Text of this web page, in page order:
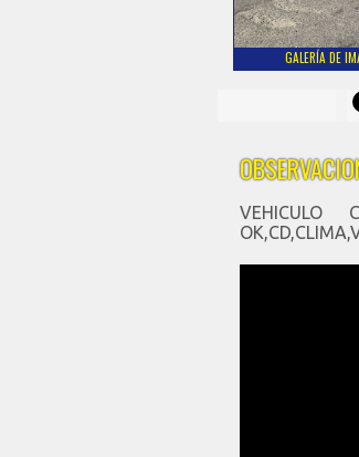
GALERÍA DE
VEHICULO